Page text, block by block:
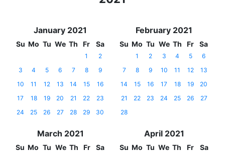
January 2021
Su Mo Tu We Th Fr Sa
1
2
3
4 5 6 7 8
9
10
11 12 13 14 15
16
17
18 19 20 21 22
23
24
25 26 27 28 29 30
February 2021
Su Mo Tu We Th Fr Sa
1 2 3 4 5
6
7
8 9 10 11 12
13
14
15 16 17 18 19
20
21
22 23 24 25 26
27
28
March 2021
Su Mo Tu We Th Fr Sa
April 2021
Su Mo Tu We Th Fr Sa